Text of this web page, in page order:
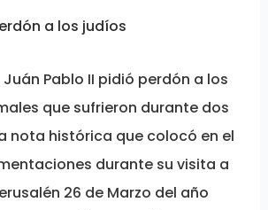
a los judíos
Pablo II pidió perdón a los
que sufrieron durante dos
nota histórica que colocó en el
durante su visita a
26 de Marzo del año